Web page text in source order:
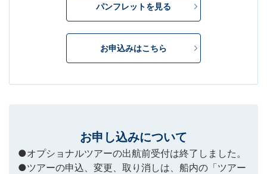
パンフレットを見る
お申込みはこちら
お申し込みについて
●オプショナルツアーの出航前受付は終了しました。
●ツアーの申込、変更、取り消しは、船内の「ツアー